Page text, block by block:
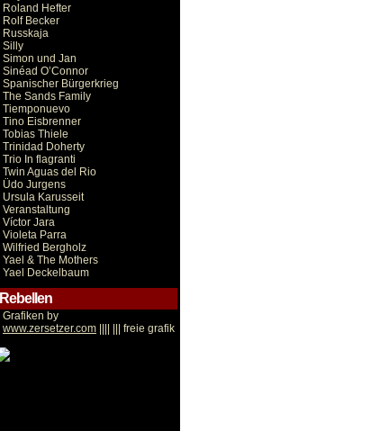
Roland Hefter
Rolf Becker
Russkaja
Silly
Simon und Jan
Sinéad O’Connor
Spanischer Bürgerkrieg
The Sands Family
Tiemponuevo
Tino Eisbrenner
Tobias Thiele
Trinidad Doherty
Trio In flagranti
Twin Aguas del Rio
Üdo Jurgens
Ursula Karusseit
Veranstaltung
Víctor Jara
Violeta Parra
Wilfried Bergholz
Yael & The Mothers
Yael Deckelbaum
Rebellen
Grafiken by
www.zersetzer.com |||| ||| freie grafik